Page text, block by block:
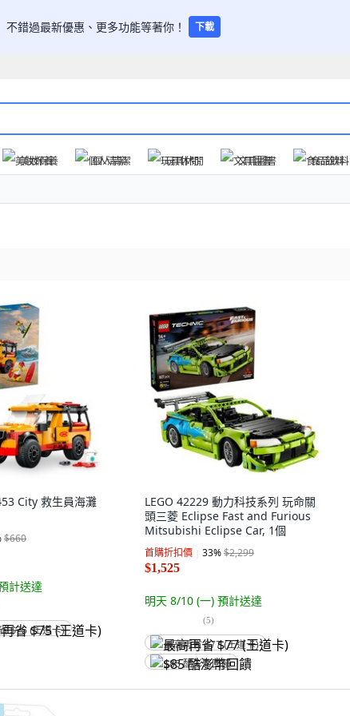
不錯過最新優惠、更多功能等著你！ 下載
美妝保養 個人清潔 玩具休閒 文具圖書 食品飲料
City 救生員海灘
$660
計送達
$75 (王道卡)
LEGO 42229 動力科技系列 玩命關
頭三菱 Eclipse Fast and Furious
Mitsubishi Eclipse Car, 1個
首購折扣價 33%$2,299
$1,525
明天 8/10 (一) 預計送達
(5)
最高再省 $77 (王道卡)
$85 酷澎幣回饋